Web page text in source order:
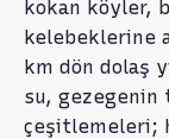
kokan köyler,
kelebeklerine
km dön dolaş
su, gezegenin
çeşitlemeleri;